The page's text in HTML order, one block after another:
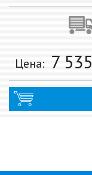
Цена: 7 535